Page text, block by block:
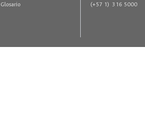
Glosario
(+57 1) 316 5000